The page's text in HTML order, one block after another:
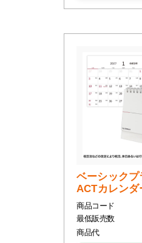
ベーシックプ
ACTカレンダ
商品コード
最低販売数
商品代